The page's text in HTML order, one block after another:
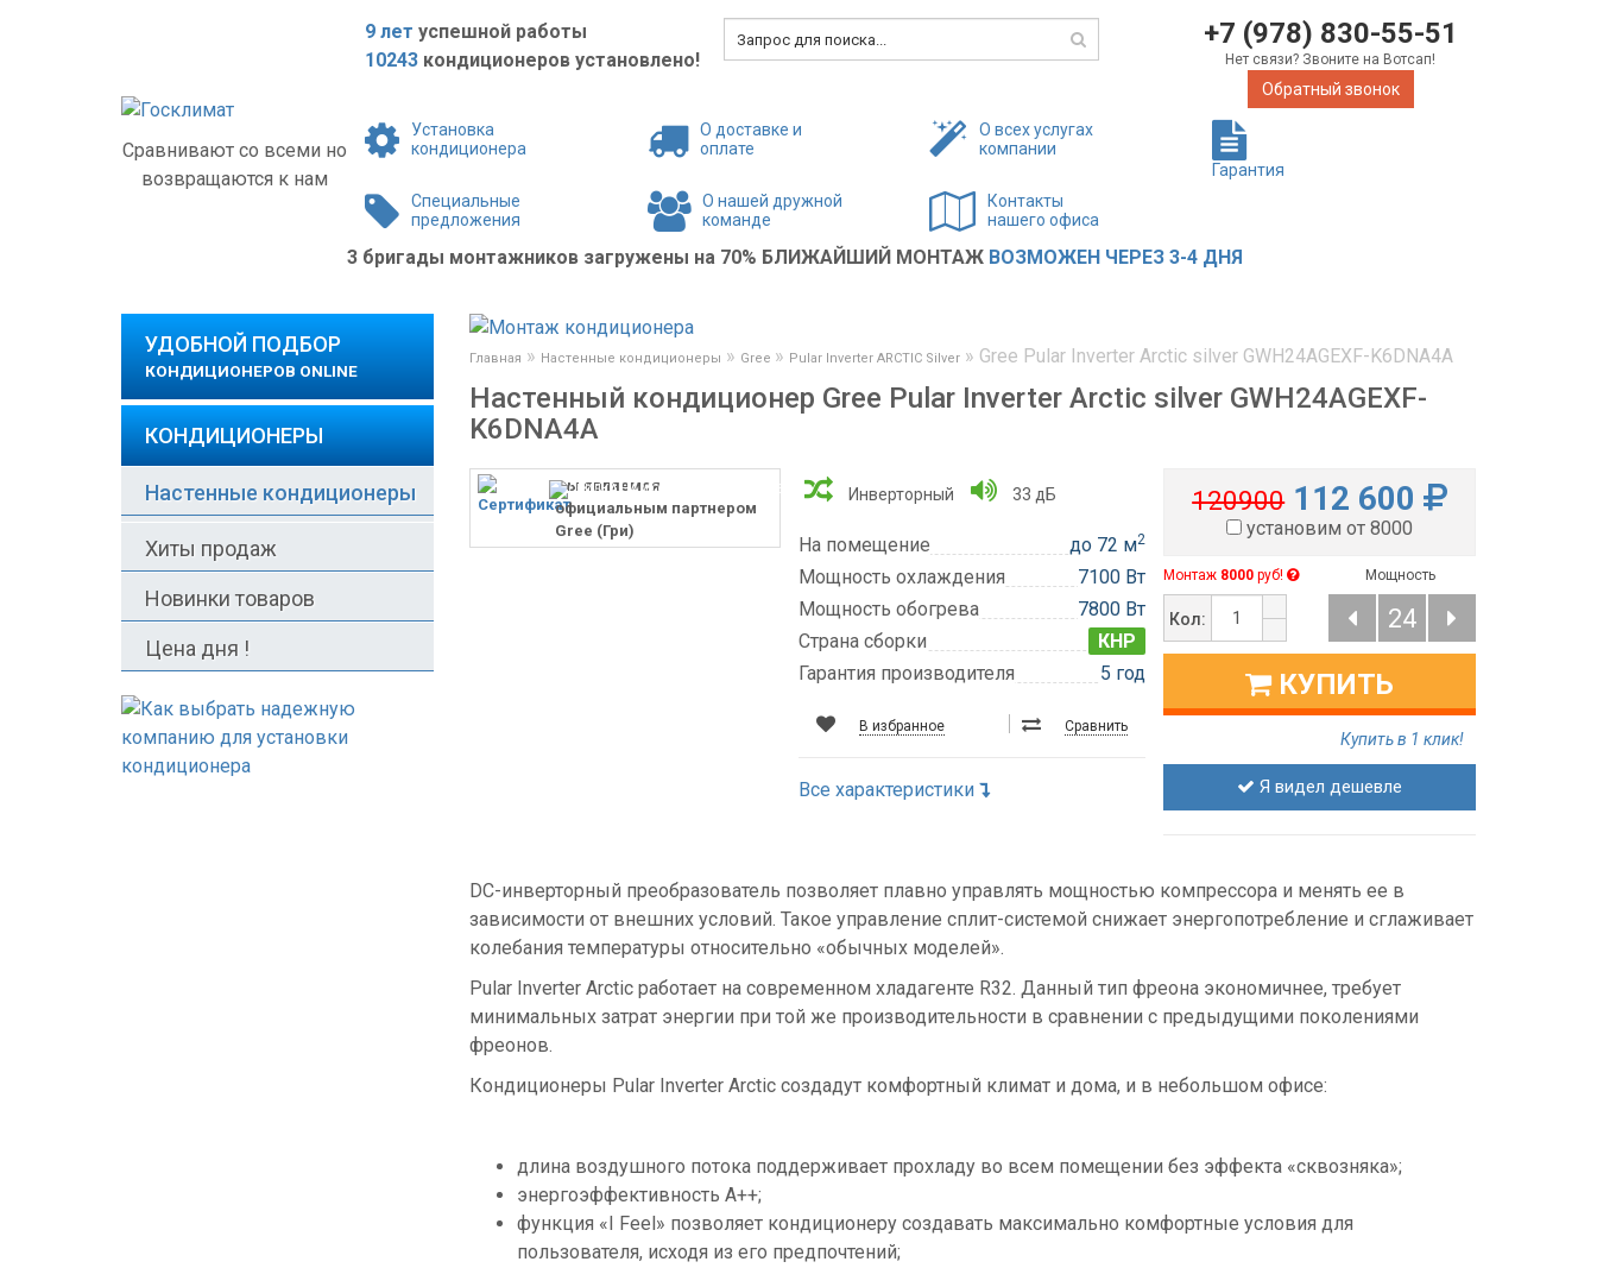
Сравнивают со всеми но
возвращаются к нам
9 лет успешной работы
10243 кондиционеров установлено!
+7 (978) 830-55-51
Нет связи? Звоните на Вотсап!
Обратный звонок
Установка
кондиционера
О доставке и
оплате
О всех услугах
компании
Гарантия
Специальные
предложения
О нашей дружной
команде
Контакты
нашего офиса
3 бригады монтажников загружены на 70% БЛИЖАЙШИЙ МОНТАЖ ВОЗМОЖЕН ЧЕРЕЗ 3-4 ДНЯ
УДОБНОЙ ПОДБОР
КОНДИЦИОНЕРОВ ONLINE
КОНДИЦИОНЕРЫ
Настенные кондиционеры
Хиты продаж
Новинки товаров
Цена дня !
Главная » Настенные кондиционеры » Gree » Pular Inverter ARCTIC Silver» Gree Pular Inverter Arctic silver GWH24AGEXF-K6DNA4A
Настенный кондиционер Gree Pular Inverter Arctic silver GWH24AGEXF-
K6DNA4A
мы являемся
официальным партнером
Gree (Гри)
Инверторный 33 дБ
На помещение до 72 м2
Мощность охлаждения
7100 Вт
Мощность обогрева
7800 Вт
Страна сборки
КНР
Гарантия производителя
5 год
В избранное Сравнить
Все характеристики
120900 112 600
установим от 8000
Монтаж 8000 руб!
Кол:
Мощность
24
КУПИТЬ
Купить в 1 клик!
Я видел дешевле
DC-инверторный преобразователь позволяет плавно управлять мощностью компрессора и менять ее в
зависимости от внешних условий. Такое управление сплит-системой снижает энергопотребление и сглаживает
колебания температуры относительно «обычных моделей».
Pular Inverter Arctic работает на современном хладагенте R32. Данный тип фреона экономичнее, требует
минимальных затрат энергии при той же производительности в сравнении с предыдущими поколениями
фреонов.
Кондиционеры Pular Inverter Arctic создадут комфортный климат и дома, и в небольшом офисе:
длина воздушного потока поддерживает прохладу во всем помещении без эффекта «сквозняка»;
энергоэффективность А++;
функция «I Feel» позволяет кондиционеру создавать максимально комфортные условия для
пользователя, исходя из его предпочтений;